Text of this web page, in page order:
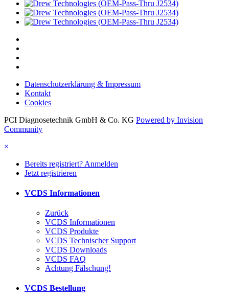
Datenschutzerklärung & Impressum
Kontakt
Cookies
PCI Diagnosetechnik GmbH & Co. KG Powered by Invision
Community
×
Bereits registriert? Anmelden
Jetzt registrieren
VCDS Informationen
Zurück
VCDS Informationen
VCDS Produkte
VCDS Technischer Support
VCDS Downloads
VCDS FAQ
Achtung Fälschung!
VCDS Bestellung